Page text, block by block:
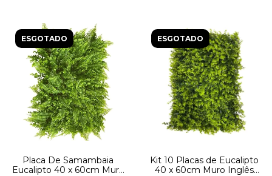
ESGOTADO
Placa De Samambaia
Eucalipto 40 x 60cm Muro
ESGOTADO
Kit 10 Placas de Eucalipto
40 x 60cm Muro Inglês